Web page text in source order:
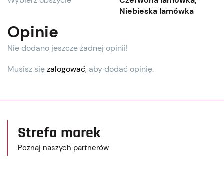
Niebieska lamówka
Opinie
Nie dodano jeszcze żadnej opinii!
Musisz sięzalogować, aby dodać opinię.
Strefa marek
Poznaj naszych partnerów